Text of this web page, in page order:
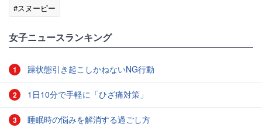
#スヌーピー
女子ニュースランキング
1 躁状態引き起こしかねないNG行動
2 1日10分で手軽に「ひざ痛対策」
3 睡眠時の悩みを解消する過ごし方